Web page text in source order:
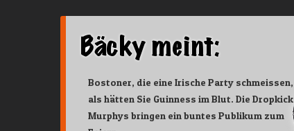
Bostoner, die eine Irische Party schmeissen,
als hätten Sie Guinness im Blut. Die Dropkick
Murphys bringen ein buntes Publikum zum